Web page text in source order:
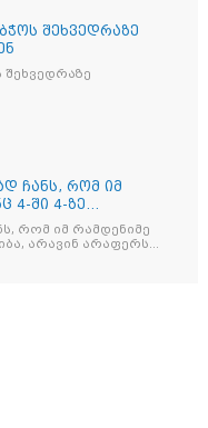
შეხვედრაზე
შეხვედრაზე
ჩანს, რომ იმ
4-ში 4-ზე
რომ იმ რამდენიმე
არავინ არაფერს